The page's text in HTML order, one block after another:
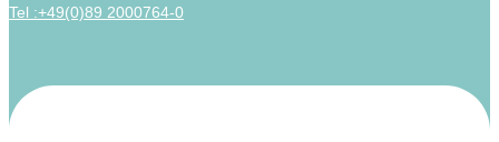
Tel :+49(0)89 2000764-0